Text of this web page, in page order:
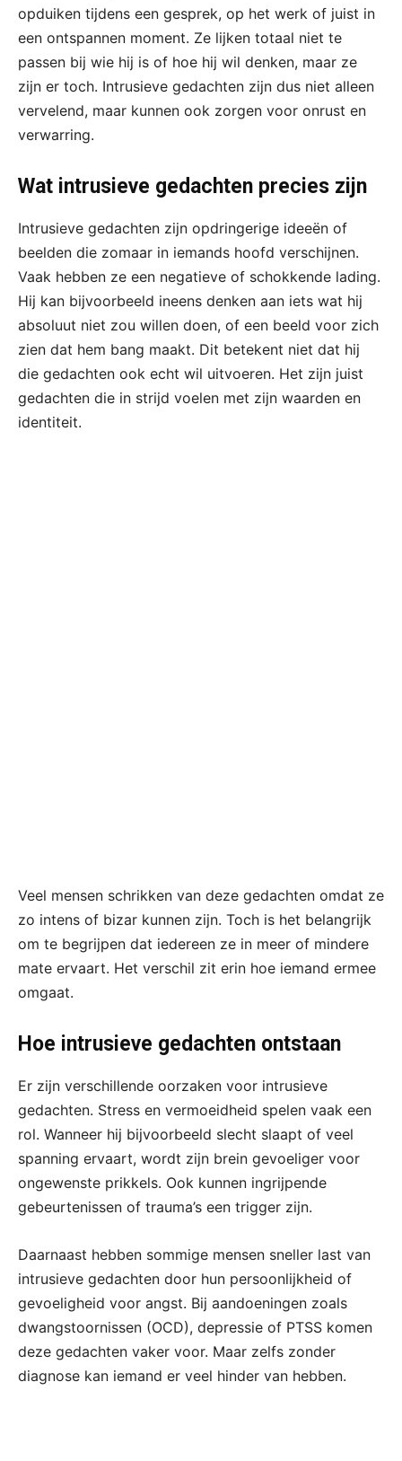
opduiken tijdens een gesprek, op het werk of juist in
een ontspannen moment. Ze lijken totaal niet te
passen bij wie hij is of hoe hij wil denken, maar ze
zijn er toch. Intrusieve gedachten zijn dus niet alleen
vervelend, maar kunnen ook zorgen voor onrust en
verwarring.
Wat intrusieve gedachten precies zijn
Intrusieve gedachten zijn opdringerige ideeën of
beelden die zomaar in iemands hoofd verschijnen.
Vaak hebben ze een negatieve of schokkende lading.
Hij kan bijvoorbeeld ineens denken aan iets wat hij
absoluut niet zou willen doen, of een beeld voor zich
zien dat hem bang maakt. Dit betekent niet dat hij
die gedachten ook echt wil uitvoeren. Het zijn juist
gedachten die in strijd voelen met zijn waarden en
identiteit.
Veel mensen schrikken van deze gedachten omdat ze
zo intens of bizar kunnen zijn. Toch is het belangrijk
om te begrijpen dat iedereen ze in meer of mindere
mate ervaart. Het verschil zit erin hoe iemand ermee
omgaat.
Hoe intrusieve gedachten ontstaan
Er zijn verschillende oorzaken voor intrusieve
gedachten. Stress en vermoeidheid spelen vaak een
rol. Wanneer hij bijvoorbeeld slecht slaapt of veel
spanning ervaart, wordt zijn brein gevoeliger voor
ongewenste prikkels. Ook kunnen ingrijpende
gebeurtenissen of trauma’s een trigger zijn.
Daarnaast hebben sommige mensen sneller last van
intrusieve gedachten door hun persoonlijkheid of
gevoeligheid voor angst. Bij aandoeningen zoals
dwangstoornissen (OCD), depressie of PTSS komen
deze gedachten vaker voor. Maar zelfs zonder
diagnose kan iemand er veel hinder van hebben.